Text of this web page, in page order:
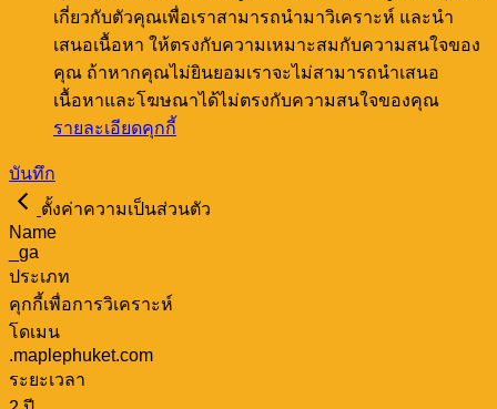
เกี่ยวกับตัวคุณเพื่อเราสามารถนำมาวิเคราะห์ และนำ
เสนอเนื้อหา ให้ตรงกับความเหมาะสมกับความสนใจของ
คุณ ถ้าหากคุณไม่ยินยอมเราจะไม่สามารถนำเสนอ
เนื้อหาและโฆษณาได้ไม่ตรงกับความสนใจของคุณ
รายละเอียดคุกกี้
บันทึก
ตั้งค่าความเป็นส่วนตัว
Name
_ga
ประเภท
คุกกี้เพื่อการวิเคราะห์
โดเมน
.maplephuket.com
ระยะเวลา